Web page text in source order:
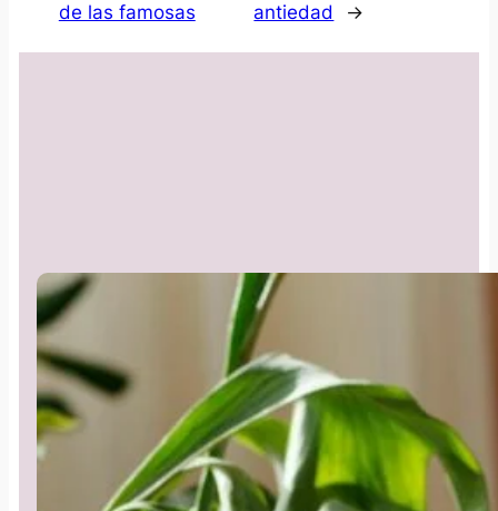
de las famosas
antiedad
→